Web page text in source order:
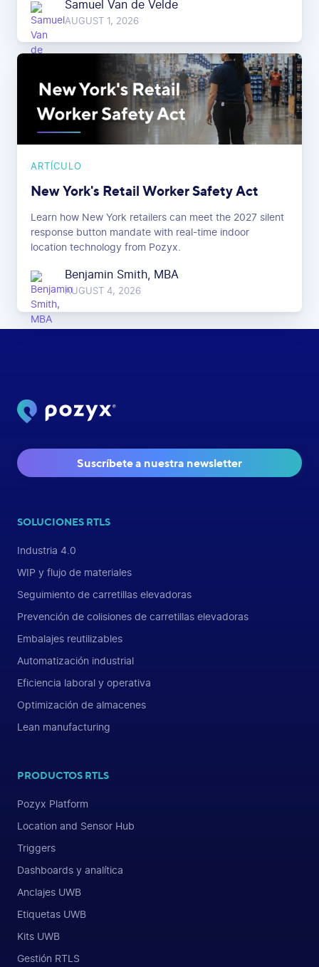
Samuel Van de Velde
AUGUST 1, 2026
ARTÍCULO
New York's Retail Worker Safety Act
Learn how New York retailers can meet the 2027 silent
response button mandate with real-time indoor
location technology from Pozyx.
Benjamin Smith, MBA
AUGUST 4, 2026
Suscríbete a nuestra newsletter
SOLUCIONES RTLS
Industria 4.0
WIP y flujo de materiales
Seguimiento de carretillas elevadoras
Prevención de colisiones de carretillas elevadoras
Embalajes reutilizables
Automatización industrial
Eficiencia laboral y operativa
Optimización de almacenes
Lean manufacturing
PRODUCTOS RTLS
Pozyx Platform
Location and Sensor Hub
Triggers
Dashboards y analítica
Anclajes UWB
Etiquetas UWB
Kits UWB
Gestión RTLS